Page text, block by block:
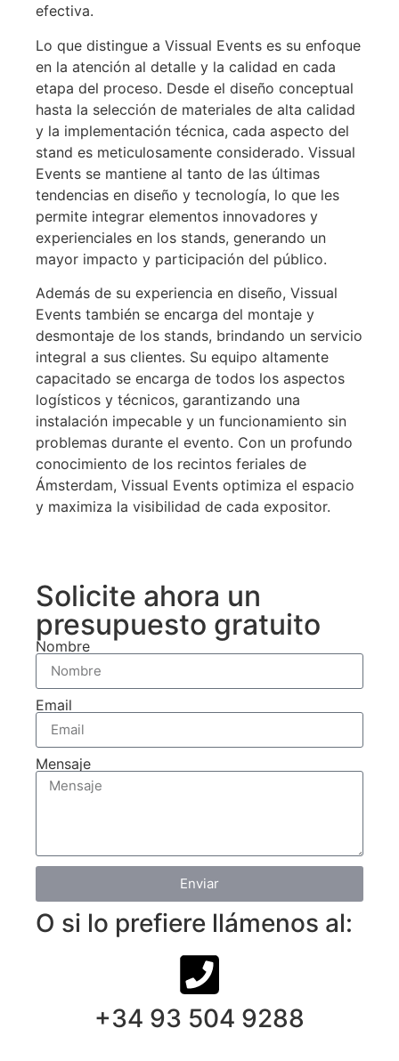
stands de feria para
montar su stand en
Paises bajos
Cotize ya su stand
gratuitamente :
efectiva.
Lo que distingue a Vissual Events es su enfoque
en la atención al detalle y la calidad en cada
etapa del proceso. Desde el diseño conceptual
hasta la selección de materiales de alta calidad
y la implementación técnica, cada aspecto del
stand es meticulosamente considerado. Vissual
Events se mantiene al tanto de las últimas
tendencias en diseño y tecnología, lo que les
permite integrar elementos innovadores y
experienciales en los stands, generando un
mayor impacto y participación del público.
Además de su experiencia en diseño, Vissual
Events también se encarga del montaje y
desmontaje de los stands, brindando un servicio
integral a sus clientes. Su equipo altamente
capacitado se encarga de todos los aspectos
logísticos y técnicos, garantizando una
instalación impecable y un funcionamiento sin
problemas durante el evento. Con un profundo
conocimiento de los recintos feriales de
Ámsterdam, Vissual Events optimiza el espacio
y maximiza la visibilidad de cada expositor.
Solicite ahora un
presupuesto gratuito
Nombre
Email
Mensaje
Enviar
O si lo prefiere llámenos al:
+34 93 504 9288